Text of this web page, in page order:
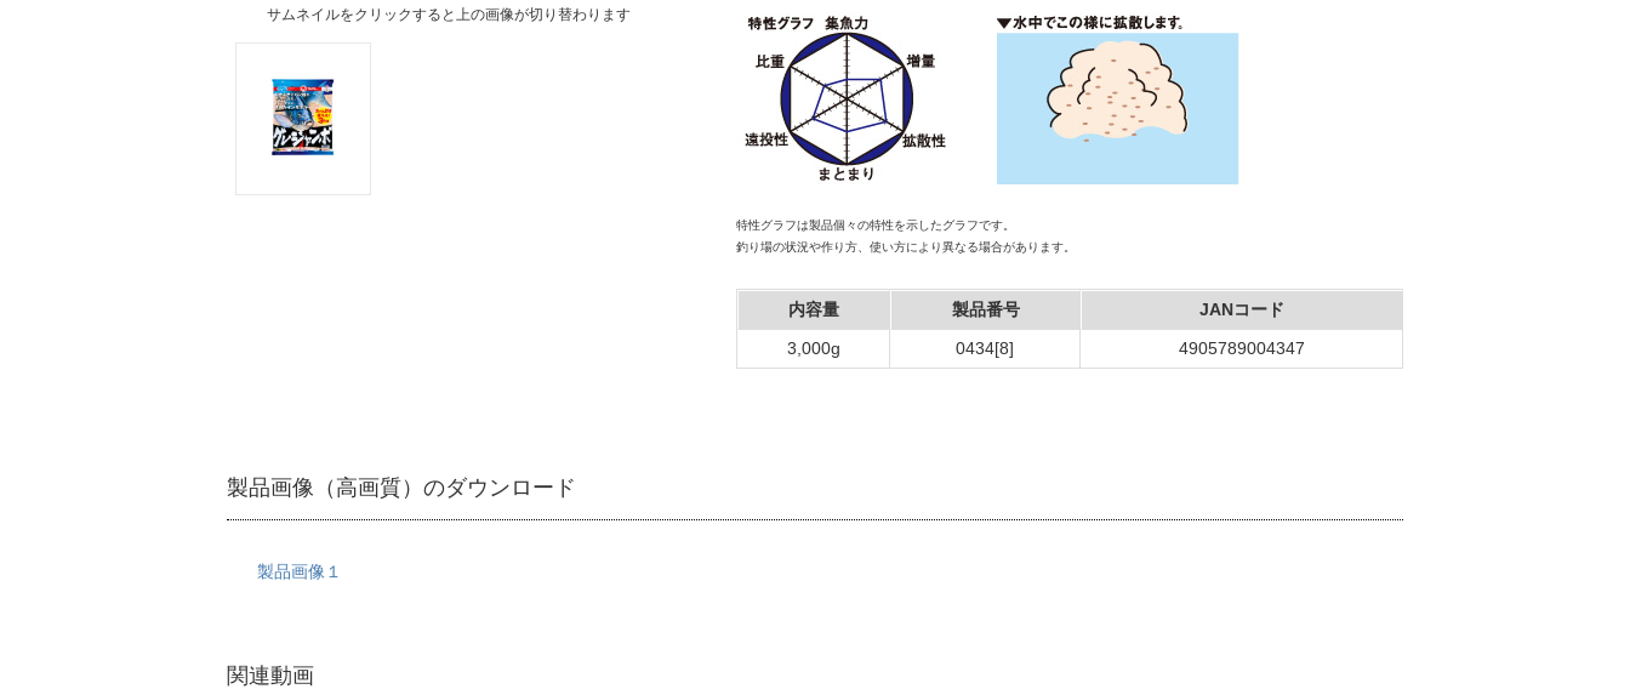
サムネイルをクリックすると上の画像が切り替わります
特性グラフは製品個々の特性を示したグラフです。
釣り場の状況や作り方、使い方により異なる場合があります。
内容量 製品番号
JANコード
3,000g
0434[8] 4905789004347
製品画像（高画質）のダウンロード
製品画像１
関連動画